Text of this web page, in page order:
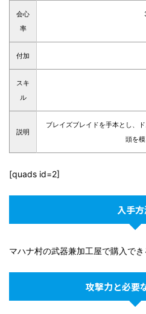
会心
率
付加
スキ
ル
説明
ブレイズブレイドを手本とし、
頭を
[quads id=2]
入手
マハナ村の武器兼加工屋で購入でき
攻撃力と必要